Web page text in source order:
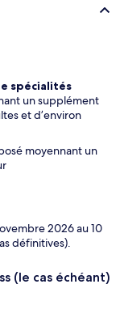
spécialités
un supplément
et d’environ
moyennant un
2026 au 10
définitives).
(le cas échéant)